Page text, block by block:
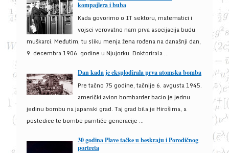
kompajlera i buba
Kada govorimo o IT sektoru, matematici i
vojsci verovatno nam prva asocijacija budu
muškarci. Međutim, tu sliku menja žena rođena na današnji dan,
9. decembra 1906. godine u Njujorku. Doktorirala ...
Dan kada je eksplodirala prva atomska bomba
Pre tačno 75 godine, tačnije 6. avgusta 1945.
američki avion bombarder bacio je jednu
jedinu bombu na japanski grad. Taj grad bila je Hirošima, a
posledice te bombe pamtiće generacije ...
30 godina Plave tačke u beskraju i Porodičnog
portreta